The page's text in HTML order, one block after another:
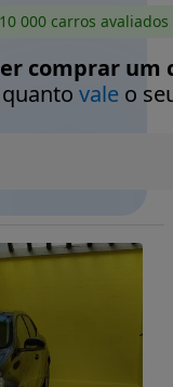
000 carros
comprar um
valeo